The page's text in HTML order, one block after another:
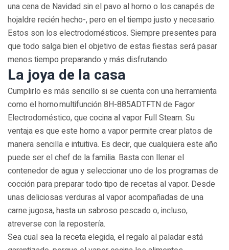
una cena de Navidad sin el pavo al horno o los canapés de
hojaldre recién hecho-, pero en el tiempo justo y necesario.
Estos son los electrodomésticos. Siempre presentes para
que todo salga bien el objetivo de estas fiestas será pasar
menos tiempo preparando y más disfrutando.
La joya de la casa
Cumplirlo es más sencillo si se cuenta con una herramienta
como el horno multifunción 8H-885ADTFTN de Fagor
Electrodoméstico, que cocina al vapor Full Steam. Su
ventaja es que este horno a vapor permite crear platos de
manera sencilla e intuitiva. Es decir, que cualquiera este año
puede ser el chef de la familia. Basta con llenar el
contenedor de agua y seleccionar uno de los programas de
cocción para preparar todo tipo de recetas al vapor. Desde
unas deliciosas verduras al vapor acompañadas de una
carne jugosa, hasta un sabroso pescado o, incluso,
atreverse con la repostería.
Sea cual sea la receta elegida, el regalo al paladar está